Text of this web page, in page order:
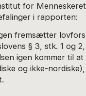
for
i rapporten:
fremsætter
§ 3, stk. 1 og
igen kommer til
og ikke-